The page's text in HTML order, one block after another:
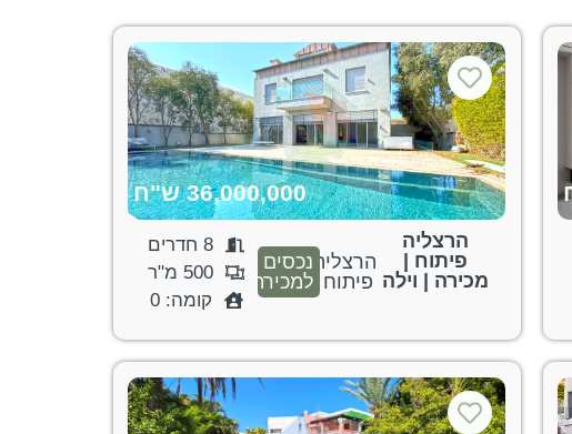
36,000,000 ש"ח
הרצליה
פיתוח |
מכירה | וילה
הרצליה
פיתוח
נכסים
למכירה
8 חדרים
500 מ"ר
קומה: 0